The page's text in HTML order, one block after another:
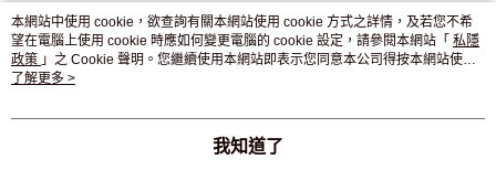
熱門標籤
熱銷排行
本網站中使用 cookie，欲查詢有關本網站使用 cookie 方式之詳情，及若您不希
望在電腦上使用 cookie 時應如何變更電腦的 cookie 設定，請參閱本網站「 私隱
政策 」之 Cookie 聲明。您繼續使用本網站即表示您同意本公司得按本網站使用
條款之 Cookie 聲明使用 cookie。
了解更多 >
我知道了